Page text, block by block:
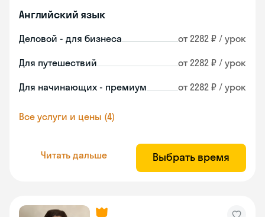
Английский язык
Деловой - для бизнеса от 2282 ₽ / урок
Для путешествий от 2282 ₽ / урок
Для начинающих - премиум от 2282 ₽ / урок
Все услуги и цены (4)
Читать дальше Выбрать время